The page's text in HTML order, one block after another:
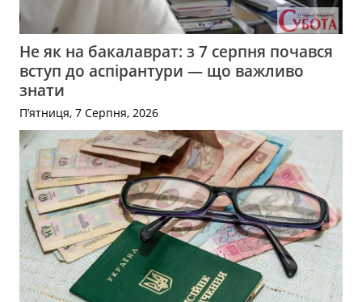
Не як на бакалаврат: з 7 серпня почався
вступ до аспірантури — що важливо
знати
П’ятниця, 7 Серпня, 2026